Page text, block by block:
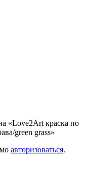
«Love2Art краска по
green grass»
авторизоваться.